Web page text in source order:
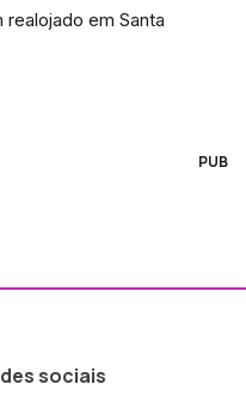
realojado em Santa
PUB
sociais